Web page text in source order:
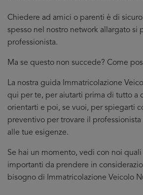
Chiedere ad amici o parenti è di
spesso nel nostro network allargato si
professionista.
Ma se questo non succede? Come
La nostra guida Immatricolazione
qui per te, per aiutarti prima di tutto a
orientarti e poi, se vuoi, per spiegarti
preventivo per trovare il
alle tue esigenze.
Se hai un momento, vedi con noi
importanti da prendere in
bisogno di Immatricolazione Veicolo